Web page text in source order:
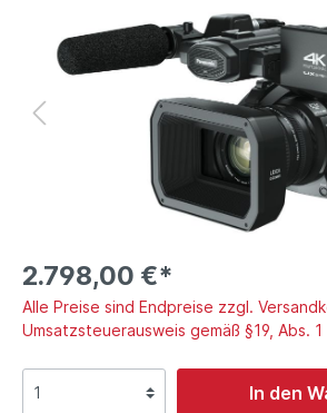
2.798,00 €*
Alle Preise sind Endpreise zzgl.
Umsatzsteuerausweis gemäß §19, Abs. 1
In den